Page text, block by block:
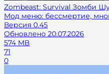
Zombeast: Survival Зомби
Мод меню: бессмертие,
Версия 0.45
Обновлено 20.07.2026
574 MB
71
0